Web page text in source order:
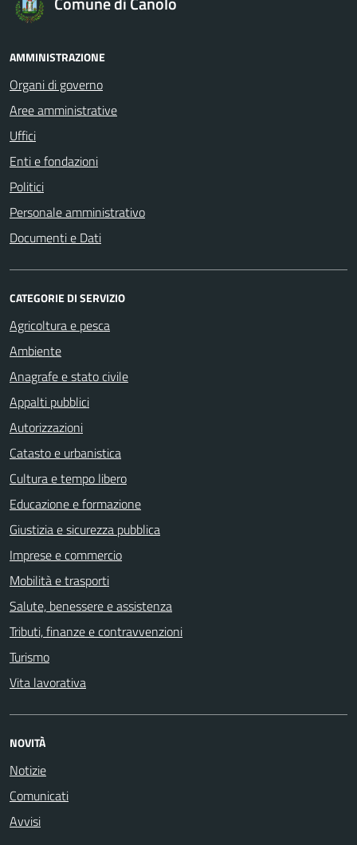
AMMINISTRAZIONE
Organi di governo
Aree amministrative
Uffici
Enti e fondazioni
Politici
Personale amministrativo
Documenti e Dati
CATEGORIE DI SERVIZIO
Agricoltura e pesca
Ambiente
Anagrafe e stato civile
Appalti pubblici
Autorizzazioni
Catasto e urbanistica
Cultura e tempo libero
Educazione e formazione
Giustizia e sicurezza pubblica
Imprese e commercio
Mobilità e trasporti
Salute, benessere e assistenza
Tributi, finanze e contravvenzioni
Turismo
Vita lavorativa
NOVITÀ
Notizie
Comunicati
Avvisi